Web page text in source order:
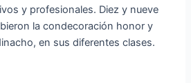
y profesionales. Diez y nueve
la condecoración honor y
en sus diferentes clases.